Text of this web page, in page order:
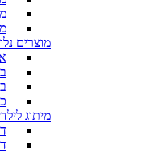
מוצרים
מיתוג